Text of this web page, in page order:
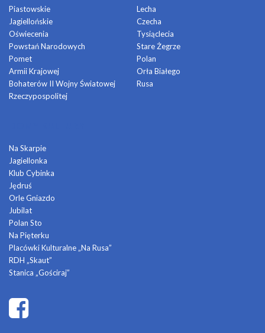
Piastowskie
Jagiellońskie
Oświecenia
Powstań Narodowych
Pomet
Armii Krajowej
Bohaterów II Wojny Światowej
Rzeczypospolitej
Lecha
Czecha
Tysiąclecia
Stare Żegrze
Polan
Orła Białego
Rusa
Na Skarpie
Jagiellonka
Klub Cybinka
Jędruś
Orle Gniazdo
Jubilat
Polan Sto
Na Pięterku
Placówki Kulturalne „Na Rusa”
RDH „Skaut”
Stanica „Gościraj”